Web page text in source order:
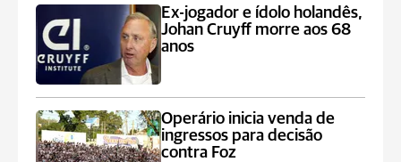
Ex-jogador e ídolo holandês,
Johan Cruyff morre aos 68
anos
Operário inicia venda de
ingressos para decisão
contra Foz